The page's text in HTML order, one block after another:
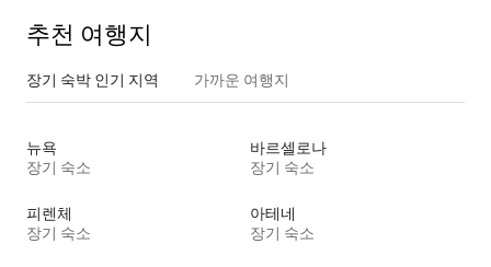
추천 여행지
장기 숙박 인기 지역 가까운 여행지
뉴욕
장기 숙소
바르셀로나
장기 숙소
피렌체
장기 숙소
아테네
장기 숙소